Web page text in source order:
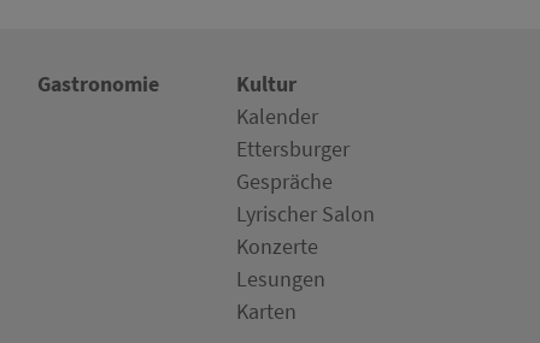
Gastronomie
Kultur
Kalender
Ettersburger
Gespräche
Lyrischer Salon
Konzerte
Lesungen
Karten